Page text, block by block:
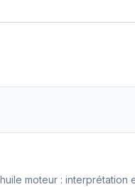
moteur : interprétation